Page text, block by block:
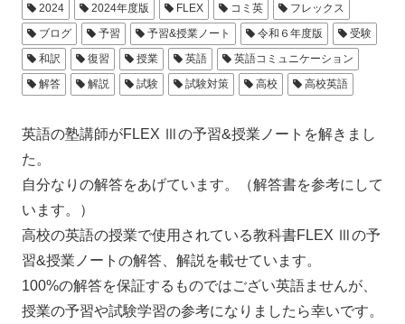
2024 2024年度版 FLEX コミ英
フレックス
ブログ
予習 予習&授業ノート 令和６年度版
受験
和訳
復習 授業 英語
英語コミュニケーション
解答
解説 試験 試験対策 高校 高校英語
英語の塾講師がFLEX Ⅲの予習&授業ノートを解きまし
た。
自分なりの解答をあげています。（解答書を参考にして
います。）
高校の英語の授業で使用されている教科書FLEX Ⅲの予
習&授業ノートの解答、解説を載せています。
100%の解答を保証するものではござい英語ませんが、
授業の予習や試験学習の参考になりましたら幸いです。